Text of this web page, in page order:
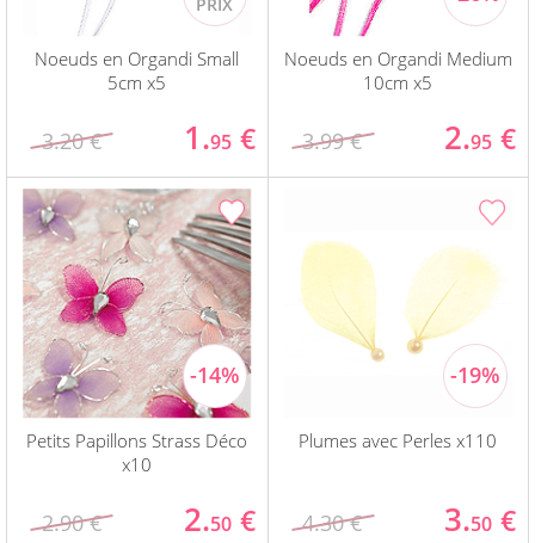
Noeuds en Organdi Small
5cm x5
3.20 € 1.95 €
Noeuds en Organdi Medium
10cm x5
3.99 € 2.95 €
Petits Papillons Strass Déco
x10
2.90 € 2.50 €
Plumes avec Perles x110
4.30 € 3.50 €